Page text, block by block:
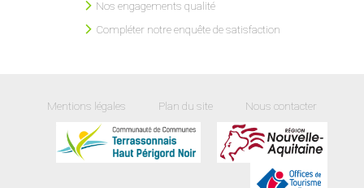
Nos engagements qualité
Compléter notre enquête de satisfaction
Mentions légales Plan du site Nous contacter